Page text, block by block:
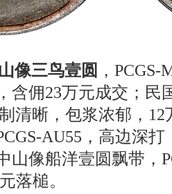
像三鸟壹圆 ，
含佣23万元成交；民
清晰，包浆浓郁，
AU55，高边深
山像船洋壹圆飘带，
落槌。